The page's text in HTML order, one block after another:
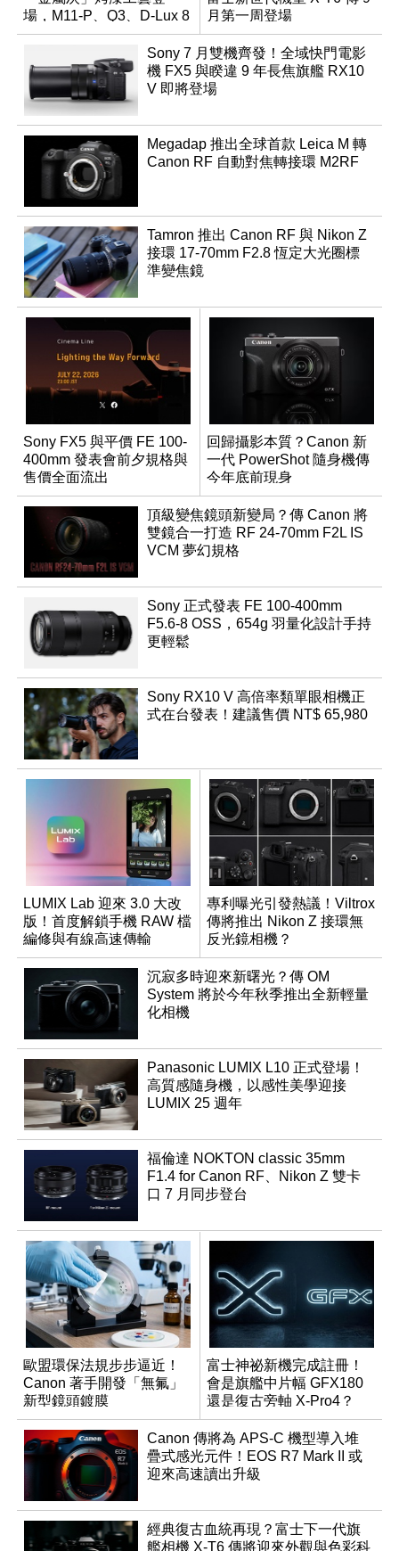
場，M11-P、Q3、D-Lux 8
領銜換裝
月第一周登場
Sony 7 月雙機齊發！全域快門電影
機 FX5 與睽違 9 年長焦旗艦 RX10
V 即將登場
Megadap 推出全球首款 Leica M 轉
Canon RF 自動對焦轉接環 M2RF
Tamron 推出 Canon RF 與 Nikon Z
接環 17-70mm F2.8 恆定大光圈標
準變焦鏡
Sony FX5 與平價 FE 100-
400mm 發表會前夕規格與
售價全面流出
回歸攝影本質？Canon 新
一代 PowerShot 隨身機傳
今年底前現身
頂級變焦鏡頭新變局？傳 Canon 將
雙鏡合一打造 RF 24-70mm F2L IS
VCM 夢幻規格
Sony 正式發表 FE 100-400mm
F5.6-8 OSS，654g 羽量化設計手持
更輕鬆
Sony RX10 V 高倍率類單眼相機正
式在台發表！建議售價 NT$ 65,980
LUMIX Lab 迎來 3.0 大改
版！首度解鎖手機 RAW 檔
編修與有線高速傳輸
專利曝光引發熱議！Viltrox
傳將推出 Nikon Z 接環無
反光鏡相機？
沉寂多時迎來新曙光？傳 OM
System 將於今年秋季推出全新輕量
化相機
Panasonic LUMIX L10 正式登場！
高質感隨身機，以感性美學迎接
LUMIX 25 週年
福倫達 NOKTON classic 35mm
F1.4 for Canon RF、Nikon Z 雙卡
口 7 月同步登台
歐盟環保法規步步逼近！
Canon 著手開發「無氟」
新型鏡頭鍍膜
富士神祕新機完成註冊！
會是旗艦中片幅 GFX180
還是復古旁軸 X-Pro4？
Canon 傳將為 APS-C 機型導入堆
疊式感光元件！EOS R7 Mark II 或
迎來高速讀出升級
經典復古血統再現？富士下一代旗
艦相機 X-T6 傳將迎來外觀與色彩科